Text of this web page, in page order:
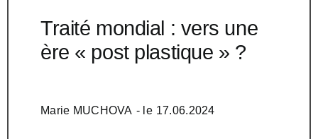
Traité mondial : vers une
ère « post plastique » ?
Marie MUCHOVA - le 17.06.2024